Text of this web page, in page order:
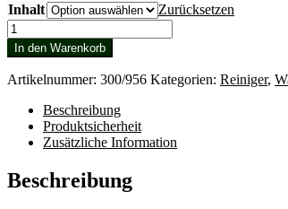
Inhalt
Zurücksetzen
Schleimpur
Tankreiniger
Menge
In den Warenkorb
Artikelnummer: 300/956 Kategorien: Reiniger,
Beschreibung
Produktsicherheit
Zusätzliche Information
Beschreibung